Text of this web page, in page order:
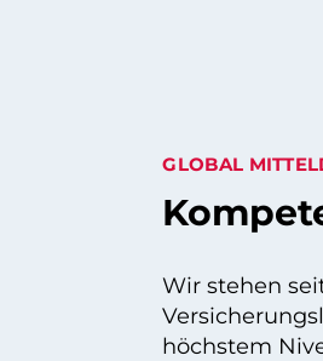
GLOBAL
Wir stehen
höchstem